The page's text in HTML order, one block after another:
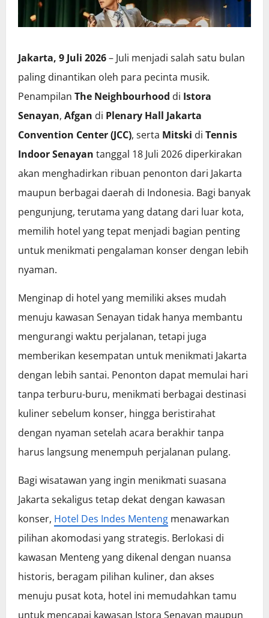
Jakarta, 9 Juli 2026– Juli menjadi salah satu bulan
paling dinantikan oleh para pecinta musik.
Penampilan The Neighbourhood di Istora
Senayan, Afgan di Plenary Hall Jakarta
Convention Center (JCC), serta Mitski di Tennis
Indoor Senayan tanggal 18 Juli 2026 diperkirakan
akan menghadirkan ribuan penonton dari Jakarta
maupun berbagai daerah di Indonesia. Bagi banyak
pengunjung, terutama yang datang dari luar kota,
memilih hotel yang tepat menjadi bagian penting
untuk menikmati pengalaman konser dengan lebih
nyaman.
Menginap di hotel yang memiliki akses mudah
menuju kawasan Senayan tidak hanya membantu
mengurangi waktu perjalanan, tetapi juga
memberikan kesempatan untuk menikmati Jakarta
dengan lebih santai. Penonton dapat memulai hari
tanpa terburu-buru, menikmati berbagai destinasi
kuliner sebelum konser, hingga beristirahat
dengan nyaman setelah acara berakhir tanpa
harus langsung menempuh perjalanan pulang.
Bagi wisatawan yang ingin menikmati suasana
Jakarta sekaligus tetap dekat dengan kawasan
konser, Hotel Des Indes Menteng menawarkan
pilihan akomodasi yang strategis. Berlokasi di
kawasan Menteng yang dikenal dengan nuansa
historis, beragam pilihan kuliner, dan akses
menuju pusat kota, hotel ini memudahkan tamu
untuk mencapai kawasan Istora Senayan maupun